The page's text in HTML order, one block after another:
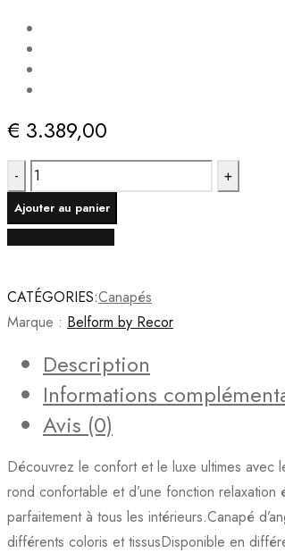
€ 3.389,00
quantité
de
Canapé
d'angle
-
Marron
Ajouter au panier
CATÉGORIES:Canapés
Marque : Belform by Recor
Description
Informations
Avis (0)
Découvrez le confort et le luxe ultimes avec
rond confortable et d’une fonction
parfaitement à tous les intérieurs.Canapé
différents coloris et tissusDisponible en